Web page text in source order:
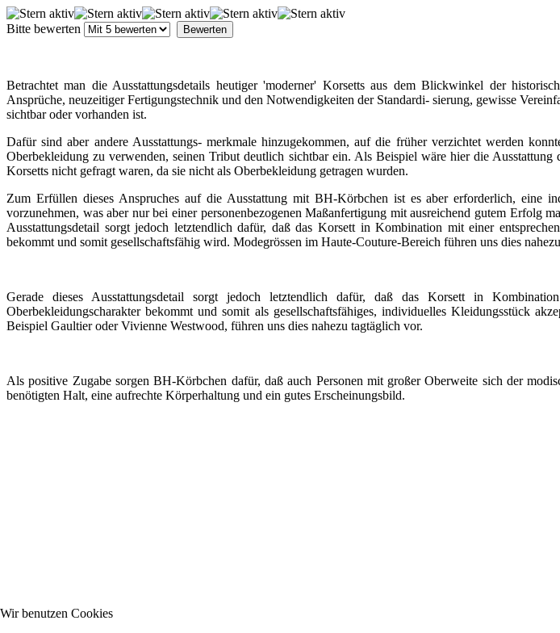
Bitte bewerten
Betrachtet man die Ausstattungsdetails heutiger 'moderner' Korsetts aus dem Blickwinkel der
Ansprüche, neuzeitiger Fertigungstechnik und den Notwendigkeiten der Standardi- sierung, gewisse
sichtbar oder vorhanden ist.
Dafür sind aber andere Ausstattungs- merkmale hinzugekommen, auf die früher verzichtet werden
Oberbekleidung zu verwenden, seinen Tribut deutlich sichtbar ein. Als Beispiel wäre hier die
Korsetts nicht gefragt waren, da sie nicht als Oberbekleidung getragen wurden.
Zum Erfüllen dieses Anspruches auf die Ausstattung mit BH-Körbchen ist es aber erforderlich, eine
vorzunehmen, was aber nur bei einer personenbezogenen Maßanfertigung mit ausreichend gutem Erfolg
Ausstattungsdetail sorgt jedoch letztendlich dafür, daß das Korsett in Kombination mit einer
bekommt und somit gesellschaftsfähig wird. Modegrössen im Haute-Couture-Bereich führen uns dies
Gerade dieses Ausstattungsdetail sorgt jedoch letztendlich dafür, daß das Korsett in
Oberbekleidungscharakter bekommt und somit als gesellschaftsfähiges, individuelles Kleidungsstück
Beispiel Gaultier oder Vivienne Westwood, führen uns dies nahezu tagtäglich vor.
Als positive Zugabe sorgen BH-Körbchen dafür, daß auch Personen mit großer Oberweite sich der
benötigten Halt, eine aufrechte Körperhaltung und ein gutes Erscheinungsbild.
Wir benutzen Cookies